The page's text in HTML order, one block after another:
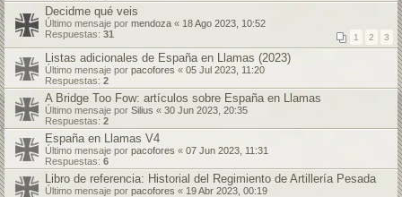
Decidme qué veis
Último mensaje por mendoza « 18 Ago 2023, 10:52
Respuestas: 31 1 2 3
Listas adicionales de España en Llamas (2023)
Último mensaje por pacofores « 05 Jul 2023, 11:20
Respuestas: 2
A Bridge Too Fow: artículos sobre España en Llamas
Último mensaje por Silius « 30 Jun 2023, 20:35
Respuestas: 2
España en Llamas V4
Último mensaje por pacofores « 07 Jun 2023, 11:31
Respuestas: 6
Libro de referencia: Historial del Regimiento de Artillería Pesada
Último mensaje por pacofores « 19 Abr 2023, 00:19